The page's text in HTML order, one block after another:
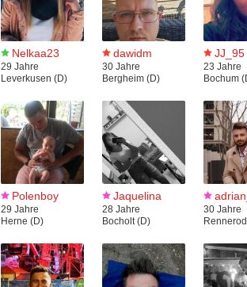
Nelkaa23
29 Jahre
Leverkusen (D)
dawidm
30 Jahre
Bergheim (D)
JJ_95
23 Jahre
Bochum
Polenboy
29 Jahre
Herne (D)
Jaquelina
28 Jahre
Bocholt (D)
30 Jahre